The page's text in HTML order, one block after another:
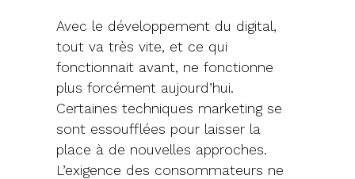
Avec le développement du digital,
tout va très vite, et ce qui
fonctionnait avant, ne fonctionne
plus forcément aujourd’hui.
Certaines techniques marketing se
sont essoufflées pour laisser la
place à de nouvelles approches.
L’exigence des consommateurs ne